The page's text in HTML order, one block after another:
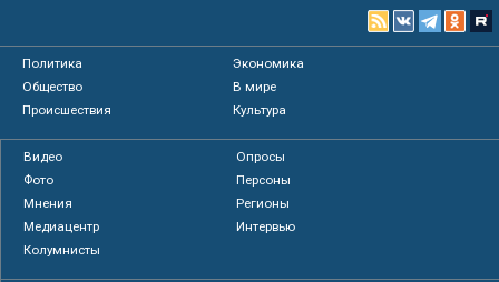
Политика
Экономика
Общество
В мире
Происшествия
Культура
Видео
Опросы
Фото
Персоны
Мнения
Регионы
Медиацентр
Интервью
Колумнисты